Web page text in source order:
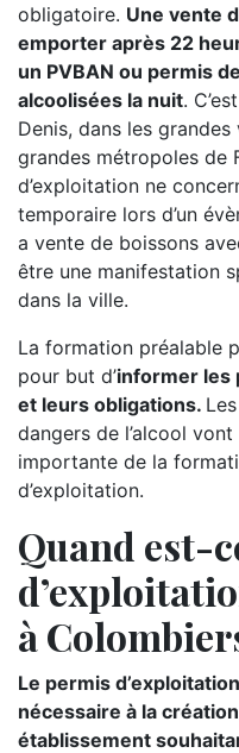
obligatoire. Une vente
emporter après 22
un PVBAN ou permis
alcoolisées la nuit.
Denis, dans les
grandes métropoles de
d’exploitation ne
temporaire lors d’un
a vente de boissons
être une manifestation
dans la ville.
La formation préalable
pour but d’informer les
et leurs obligations.
dangers de l’alcool
importante de la
d’exploitation.
Quand est-
à
Le permis
nécessaire à la
établissement